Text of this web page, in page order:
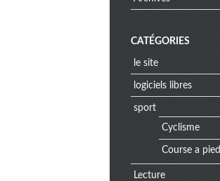
n
u
CATÉGORIES
le site
logiciels libres
sport
Cyclisme
Course a pied
Lecture